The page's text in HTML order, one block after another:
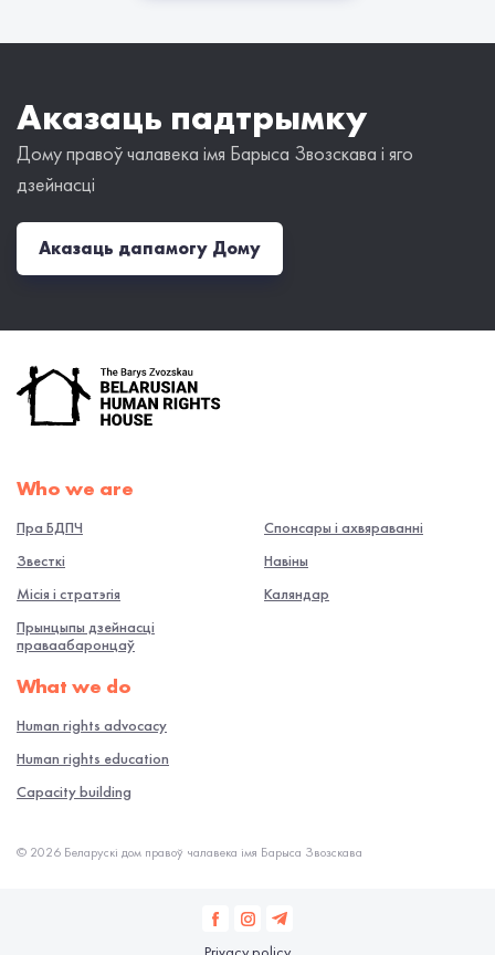
Аказаць падтрымку
Дому правоў чалавека імя Барыса Звозскава і яго
дзейнасці
Аказаць дапамогу Дому
Who we are
Пра БДПЧ
Звесткі
Місія і стратэгія
Прынцыпы дзейнасці
праваабаронцаў
Спонсары і ахвяраванні
Навiны
Каляндар
What we do
Human rights advocacy
Human rights education
Capacity building
© 2026 Беларускі дом правоў чалавека імя Барыса Звозскава